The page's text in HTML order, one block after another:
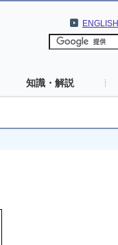
ENGLISH
知識・解説